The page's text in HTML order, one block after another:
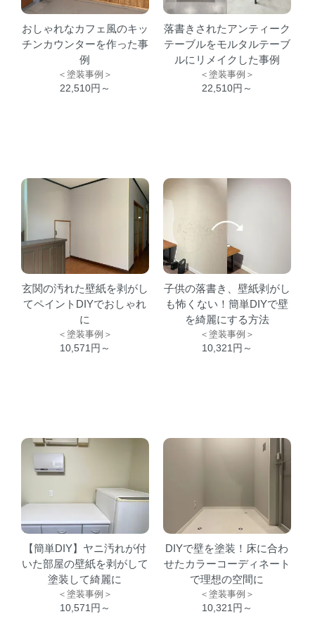
おしゃれなカフェ風のキッ
チンカウンターを作った事
例
＜塗装事例＞
22,510円～
落書きされたアンティーク
テーブルをモルタルテーブ
ルにリメイクした事例
＜塗装事例＞
22,510円～
玄関の汚れた壁紙を剥がし
てペイントDIYでおしゃれ
に
＜塗装事例＞
10,571円～
子供の落書き、壁紙剥がし
も怖くない！簡単DIYで壁
を綺麗にする方法
＜塗装事例＞
10,321円～
【簡単DIY】ヤニ汚れが付
いた部屋の壁紙を剥がして
塗装して綺麗に
＜塗装事例＞
10,571円～
DIYで壁を塗装！床に合わ
せたカラーコーディネート
で理想の空間に
＜塗装事例＞
10,321円～